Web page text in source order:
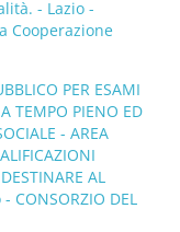
- Lazio -
Cooperazione
PER ESAMI
TEMPO PIENO ED
- AREA
AL
CONSORZIO DEL